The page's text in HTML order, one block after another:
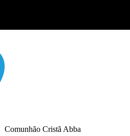
Comunhão Cristã Abba